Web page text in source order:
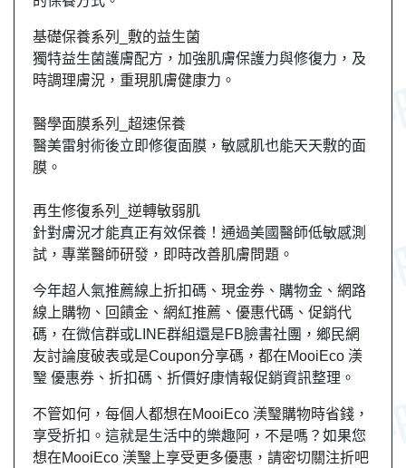
基礎保養系列_敷的益生菌
獨特益生菌護膚配方，加強肌膚保護力與修復力，及
時調理膚況，重現肌膚健康力。
醫學面膜系列_超速保養
醫美雷射術後立即修復面膜，敏感肌也能天天敷的面
膜。
再生修復系列_逆轉敏弱肌
針對膚況才能真正有效保養！通過美國醫師低敏感測
試，專業醫師研發，即時改善肌膚問題。
今年超人氣推薦線上折扣碼、現金券、購物金、網路
線上購物、回饋金、網紅推薦、優惠代碼、促銷代
碼，在微信群或LINE群組還是FB臉書社團， 鄉民網
友討論度破表或是Coupon分享碼，都在MooiEco 渼
瑿 優惠券、折扣碼、折價好康情報促銷資訊整理。
不管如何，每個人都想在MooiEco 渼瑿購物時省錢，
享受折扣。這就是生活中的樂趣阿，不是嗎？如果您
想在MooiEco 渼瑿上享受更多優惠，請密切關注折吧